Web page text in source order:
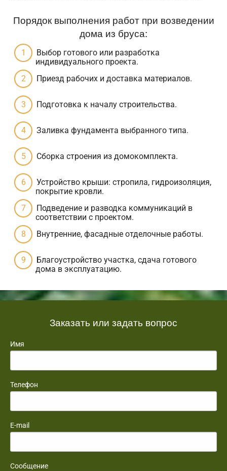
Порядок выполнения работ при возведении
дома из бруса:
Выбор готового или разработка
индивидуального проекта.
Приезд рабочих и доставка материалов.
Подготовка к началу строительства.
Заливка фундамента выбранного типа.
Сборка строения из домокомплекта.
Устройство крыши: стропила, гидроизоляция,
покрытие кровли.
Подведение и разводка коммуникаций в
соответствии с проектом.
Внутренние, фасадные отделочные работы.
Благоустройство участка, сдача готового
дома в эксплуатацию.
Заказать или задать вопрос
Имя
Телефон
E-mail
Сообщение